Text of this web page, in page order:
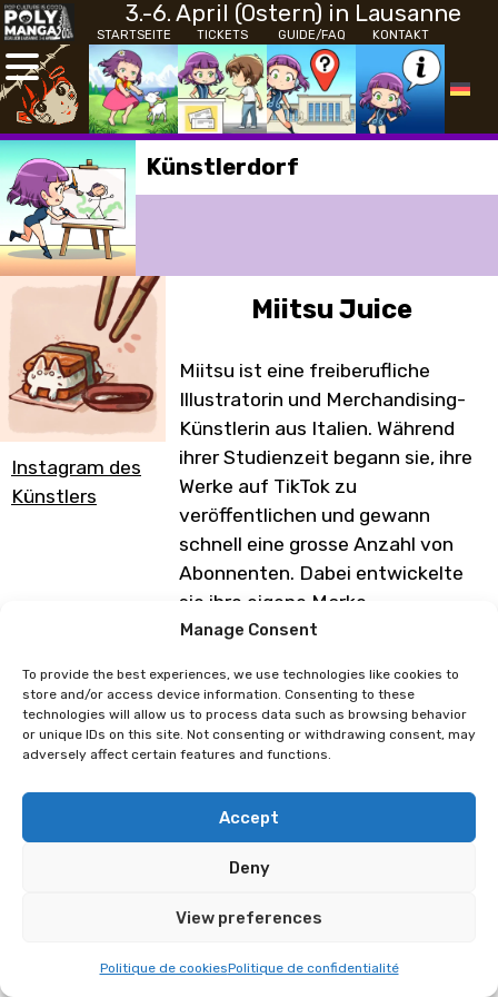
Manage Consent
To provide the best experiences, we use technologies like cookies to
store and/or access device information. Consenting to these
technologies will allow us to process data such as browsing behavior
or unique IDs on this site. Not consenting or withdrawing consent, may
adversely affect certain features and functions.
Accept
Deny
View preferences
Politique de cookiesPolitique de confidentialité
3.-6. April (Ostern) in Lausanne
STARTSEITE TICKETS GUIDE/FAQ KONTAKT
Künstlerdorf
Instagram des
Künstlers
Miitsu Juice
Miitsu ist eine freiberufliche
Illustratorin und Merchandising-
Künstlerin aus Italien. Während
ihrer Studienzeit begann sie, ihre
Werke auf TikTok zu
veröffentlichen und gewann
schnell eine grosse Anzahl von
Abonnenten. Dabei entwickelte
sie ihre eigene Marke,
MiitsuJuice, , die sie kurz nach
arbeitet in Künstlergassen in
ganz Europa und versendet ihre
Produkte in die ganze Welt.
Programm unter Vorbehalt von
Änderungen